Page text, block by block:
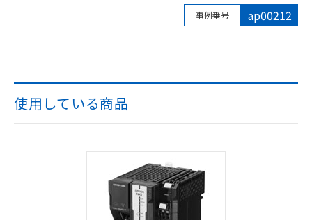
事例番号 ap00212
使用している商品